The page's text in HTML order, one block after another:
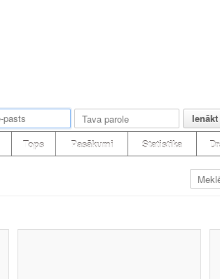
Ienākt
Tops Pasākumi Statistika